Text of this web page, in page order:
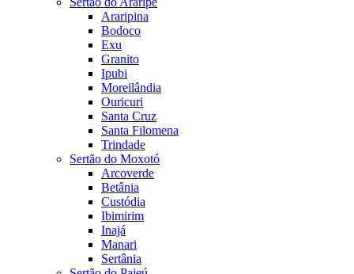
Araripina
Bodoco
Exu
Granito
Ipubi
Moreilândia
Ouricuri
Santa Cruz
Santa Filomena
Trindade
Sertão do Moxotó
Arcoverde
Betânia
Custódia
Ibimirim
Inajá
Manari
Sertânia